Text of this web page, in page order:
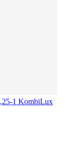
1 KombiLux